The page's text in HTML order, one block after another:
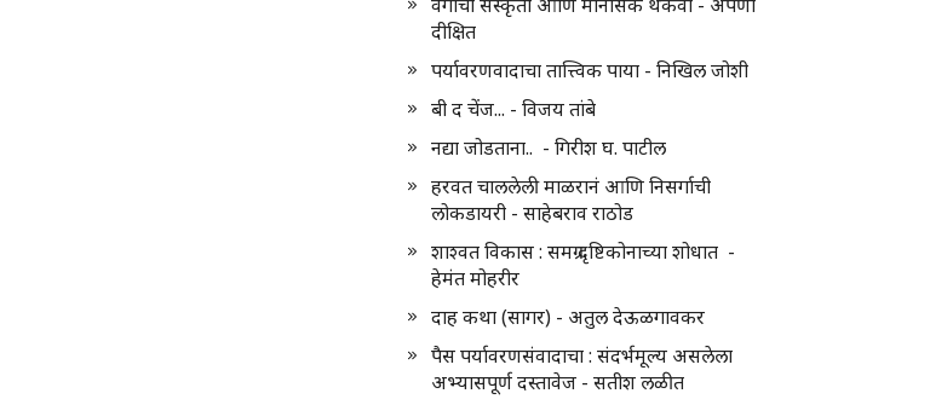
दीक्षित
पर्यावरणवादाचा तात्त्विक पाया - निखिल जोशी
बी द चेंज... - विजय तांबे
नद्या जोडताना.. - गिरीश घ. पाटील
हरवत चाललेली माळरानं आणि निसर्गाची
लोकडायरी - साहेबराव राठोड
शाश्वत विकास : समग्र दृष्टिकोनाच्या शोधात -
हेमंत मोहरीर
दाह कथा (सागर) - अतुल देऊळगावकर
पैस पर्यावरणसंवादाचा : संदर्भमूल्य असलेला
अभ्यासपूर्ण दस्तावेज - सतीश लळीत